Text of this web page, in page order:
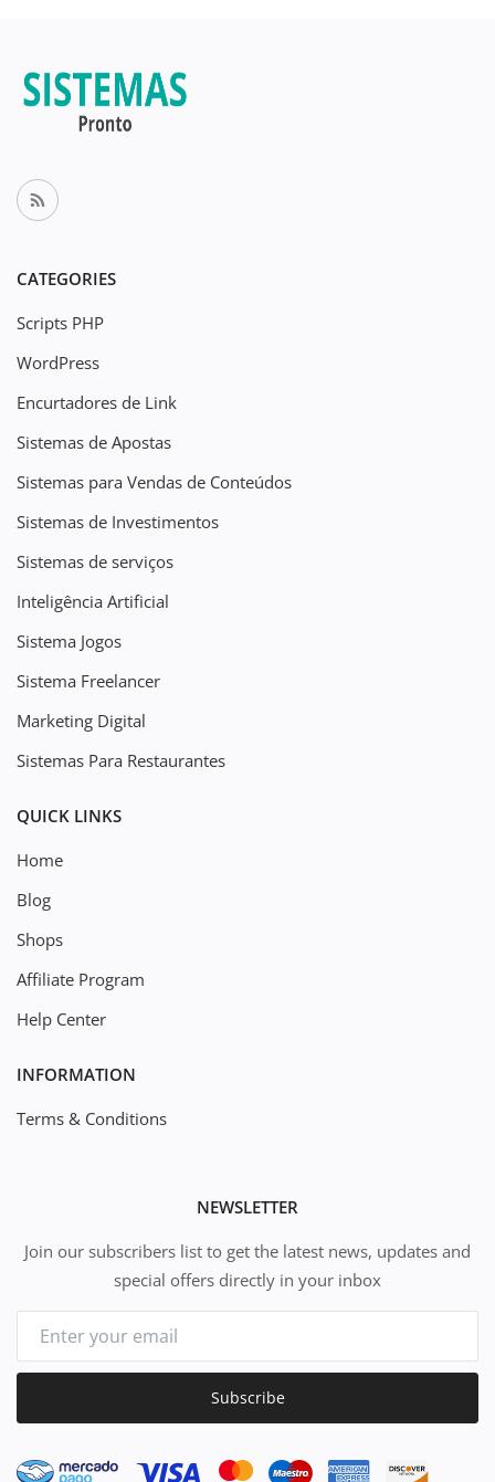
CATEGORIES
Scripts PHP
WordPress
Encurtadores de Link
Sistemas de Apostas
Sistemas para Vendas de Conteúdos
Sistemas de Investimentos
Sistemas de serviços
Inteligência Artificial
Sistema Jogos
Sistema Freelancer
Marketing Digital
Sistemas Para Restaurantes
QUICK LINKS
Home
Blog
Shops
Affiliate Program
Help Center
INFORMATION
Terms & Conditions
NEWSLETTER
Join our subscribers list to get the latest news, updates and
special offers directly in your inbox
Subscribe